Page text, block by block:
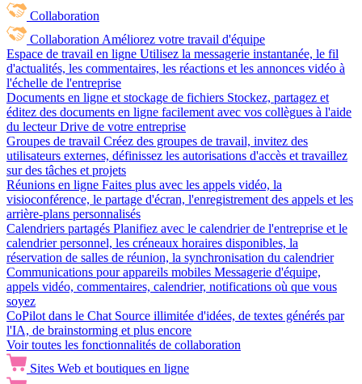
Collaboration
Collaboration Améliorez votre travail d'équipe
Espace de travail en ligne Utilisez la messagerie instantanée, le fil
d'actualités, les commentaires, les réactions et les annonces vidéo à
l'échelle de l'entreprise
Documents en ligne et stockage de fichiers Stockez, partagez et
éditez des documents en ligne facilement avec vos collègues à l'aide
du lecteur Drive de votre entreprise
Groupes de travail Créez des groupes de travail, invitez des
utilisateurs externes, définissez les autorisations d'accès et travaillez
sur des tâches et projets
Réunions en ligne Faites plus avec les appels vidéo, la
visioconférence, le partage d'écran, l'enregistrement des appels et les
arrière-plans personnalisés
Calendriers partagés Planifiez avec le calendrier de l'entreprise et le
calendrier personnel, les créneaux horaires disponibles, la
réservation de salles de réunion, la synchronisation du calendrier
Communications pour appareils mobiles Messagerie d'équipe,
appels vidéo, commentaires, calendrier, notifications où que vous
soyez
CoPilot dans le Chat Source illimitée d'idées, de textes générés par
l'IA, de brainstorming et plus encore
Voir toutes les fonctionnalités de collaboration
Sites Web et boutiques en ligne